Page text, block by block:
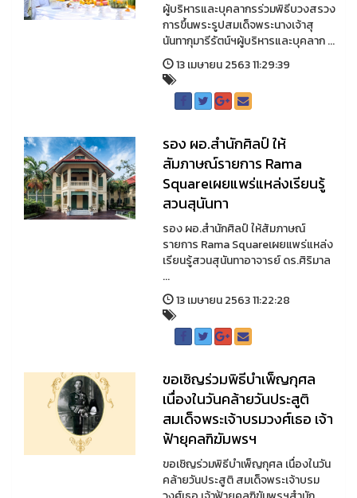
ผู้บริหารและบุคลากรร่วมพิธีบวงสรวง
การขึ้นพระรูปสมเด็จพระนางเจ้าสุ
นันทากุมารีรัตน์ฯผู้บริหารและบุคลาก ...
13 เมษายน 2563 11:29:39
รอง ผอ.สำนักศิลป์ ให้
สัมภาษณ์รายการ Rama
Squareเผยแพร่แหล่งเรียนรู้
สวนสุนันทา
รอง ผอ.สำนักศิลป์ ให้สัมภาษณ์
รายการ Rama Squareเผยแพร่แหล่ง
เรียนรู้สวนสุนันทาอาจารย์ ดร.ศิริมาล
...
13 เมษายน 2563 11:22:28
ขอเชิญร่วมพิธีบำเพ็ญกุศล
เนื่องในวันคล้ายวันประสูติ
สมเด็จพระเจ้าบรมวงศ์เธอ เจ้า
ฟ้ายุคลฑิฆัมพรฯ
ขอเชิญร่วมพิธีบำเพ็ญกุศล เนื่องในวัน
คล้ายวันประสูติ สมเด็จพระเจ้าบรม